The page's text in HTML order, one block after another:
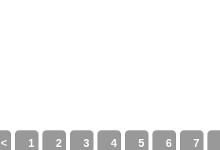
< 1 2 3 4 5 6 7